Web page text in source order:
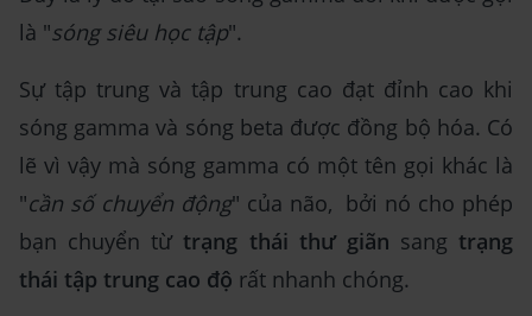
là "sóng siêu học tập".
Sự tập trung và tập trung cao đạt đỉnh cao khi
sóng gamma và sóng beta được đồng bộ hóa. Có
lẽ vì vậy mà sóng gamma có một tên gọi khác là
"cần số chuyển động" của não, bởi nó cho phép
bạn chuyển từ trạng thái thư giãn sang trạng
thái tập trung cao độ rất nhanh chóng.